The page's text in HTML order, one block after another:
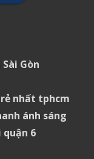
Gòn
nhất tphcm
ánh sáng
6